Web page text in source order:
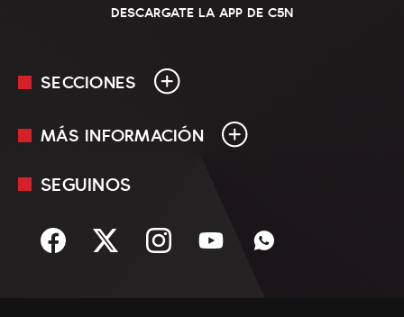
DESCARGATE LA APP DE C5N
SECCIONES
En Vivo
Sociedad
MÁS INFORMACIÓN
Mediakit
Términos y condiciones
SEGUINOS